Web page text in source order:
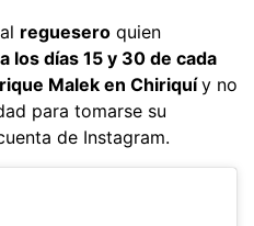
reguesero quien
los días 15 y 30 de cada
Malek en Chiriquíy no
para tomarse su
de Instagram.